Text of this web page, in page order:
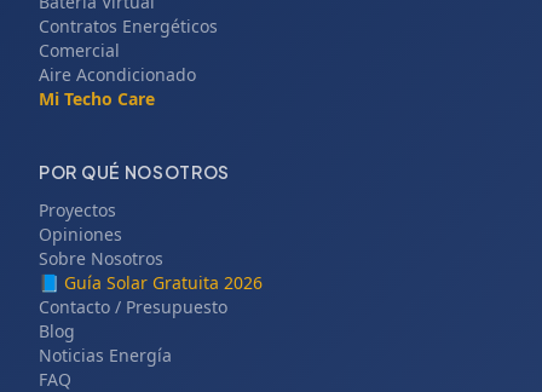
Contratos Energéticos
Comercial
Aire Acondicionado
Mi Techo Care
POR QUÉ NOSOTROS
Proyectos
Opiniones
Sobre Nosotros
📘 Guía Solar Gratuita 2026
Contacto / Presupuesto
Blog
Noticias Energía
FAQ